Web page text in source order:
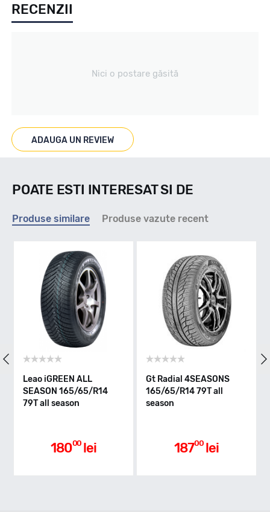
All season
Marcaje
Indice viteza
T - max 190km/h
Indice greutate
D
Aderenta pe carosabil ud
RECENZII
Nici o postare găsită
ADAUGA UN REVIEW
POATE ESTI INTERESAT SI DE
Produse similare Produse vazute recent
Gt Radial 4SEASONS
165/65/R14 79T all
season
18700 lei
Aptany RC501
165/65/R14 79T all
season
19700 lei